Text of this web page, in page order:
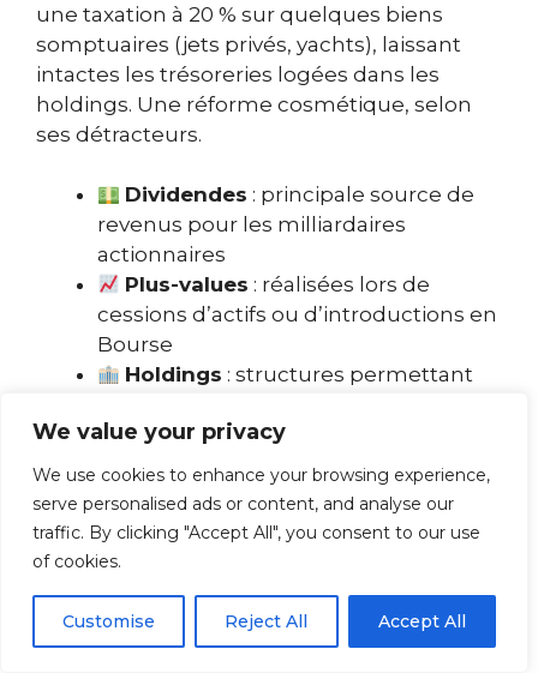
We value your privacy
We use cookies to enhance your browsing experience,
serve personalised ads or content, and analyse our
traffic. By clicking "Accept All", you consent to our use
of cookies.
Customise Reject All Accept All
une taxation à 20 % sur quelques biens
somptuaires (jets privés, yachts), laissant
intactes les trésoreries logées dans les
holdings. Une réforme cosmétique, selon
ses détracteurs.
Dividendes : principale source de
revenus pour les milliardaires
actionnaires
Plus-values : réalisées lors de
cessions d’actifs ou d’introductions en
Bourse
Holdings : structures permettant
patrimoniaux
Biens somptuaires
: jets privés,
yachts, résidences de luxe, soumis à
une taxation spécifique depuis 2025
succession